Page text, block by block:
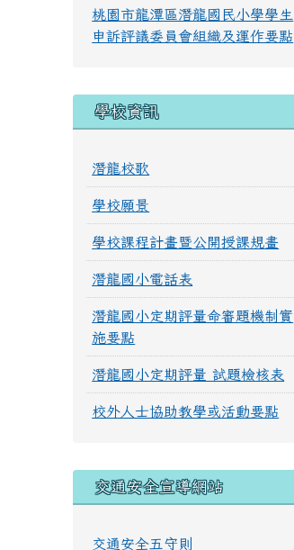
桃園市龍潭區潛龍國民小學學生
申訴評議委員會組織及運作要點
學校資訊
潛龍校歌
學校願景
學校課程計畫暨公開授課規畫
潛龍國小電話表
潛龍國小定期評量命審題機制實
施要點
潛龍國小定期評量 試題檢核表
校外人士協助教學或活動要點
交通安全宣導網站
交通安全五守則